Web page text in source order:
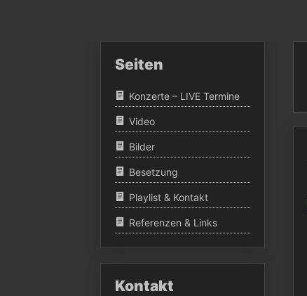
Seiten
Konzerte – LIVE Termine
Video
Bilder
Besetzung
Playlist & Kontakt
Referenzen & Links
Kontakt